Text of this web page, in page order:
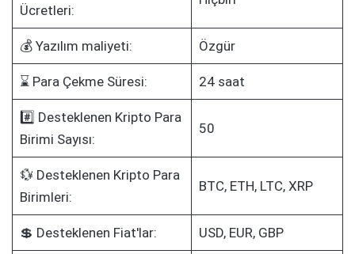
Ücretleri:
💰 Yazılım maliyeti: Özgür
⌛ Para Çekme Süresi: 24 saat
#️⃣ Desteklenen Kripto Para
Birimi Sayısı:
50
💱 Desteklenen Kripto Para
Birimleri:
BTC, ETH, LTC, XRP
💲 Desteklenen Fiat'lar: USD, EUR, GBP